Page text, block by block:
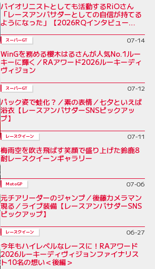
バイオリニストとしても活動するRiOさん
「レースアンバサダーとしての自信が持てる
ようになった」【2026RQインタビュー
スーパーGT 07-14
WinGを務める櫻木はるさんが人気No.1ルー
キーに輝く／RAアワード2026ルーキーディ
ヴィジョン
スーパーGT 07-12
パック姿で蛙化？／素の表情／七夕といえば
浴衣【レースアンバサダーSNSピックアッ
プ】
レースクイーン 07-11
梅雨空を吹き飛ばす笑顔で盛り上げた鈴鹿8
耐レースクイーンギャラリー
MotoGP 07-06
元チアリーダーのジャンプ／後藤カメラマン
現る／ライブ装備【レースアンバサダーSNS
ピックアップ】
レースクイーン 06-27
今年もハイレベルなレースに！RAアワード
2026ルーキーディヴィジョンファイナリス
ト10名の想い＜後編＞